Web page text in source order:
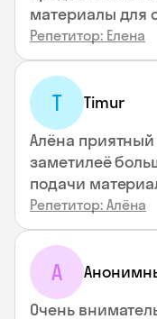
материалы для
Репетитор: Елена
T Timur
Алёна приятный
заметилеё
подачи
Репетитор: Алёна
А
Очень